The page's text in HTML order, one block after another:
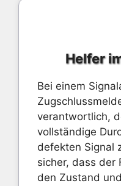
Helfer
Bei einem
verantwortlich,
vollständige
defekten Signal
sicher, dass der
den Zustand